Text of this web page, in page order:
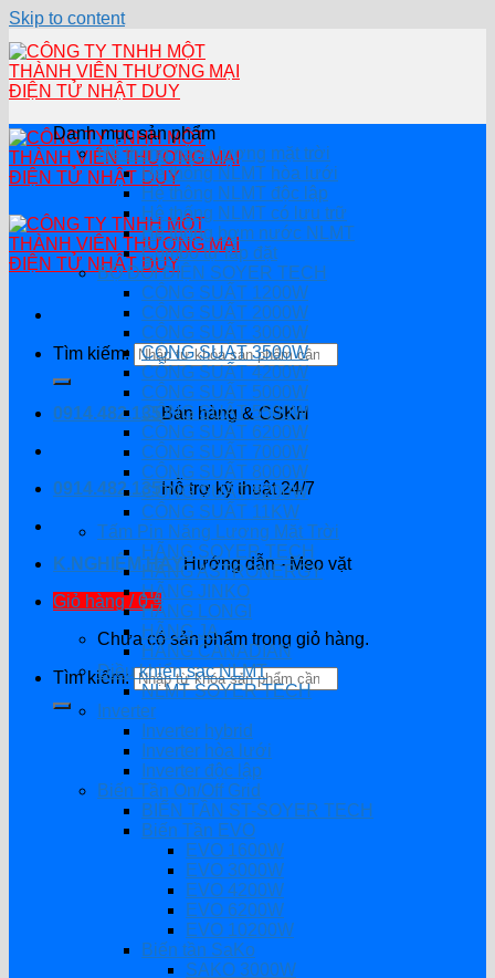
Skip to content
Tìm kiếm:
0914.482.135Bán hàng & CSKH
0914.482.135Hỗ trợ kỹ thuật 24/7
K.NGHIỆM HAYHướng dẫn - Mẹo vặt
Giỏ hàng /0₫
Chưa có sản phẩm trong giỏ hàng.
Tìm kiếm:
Danh mục sản phẩm
Hệ thống năng lượng mặt trời
Hệ thống NLMT hòa lưới
Hệ thông NLMT độc lập
Hệ thống NLMT có lưu trữ
Hệ thống bơm nước NLMT
Combo tự lắp đặt
BỘ ĐỔI ĐIỆN SOYER TECH
CÔNG SUẤT 1200W
CÔNG SUẤT 2000W
CÔNG SUẤT 3000W
CÔNG SUẤT 3500W
CÔNG SUẤT 4200W
CÔNG SUẤT 5000W
CÔNG SUẤT 5500W
CÔNG SUẤT 6200W
CÔNG SUẤT 7000W
CÔNG SUẤT 8000W
CÔNG SUẤT 8200W
CÔNG SUẤT 11KW
Tấm Pin Năng Lượng Mặt Trời
HÃNG SOYER TECH
HÃNG ASTRONERGY
HÃNG JINKO
HÃNG LONGI
HÃNG JA
HÃNG CANADIAN
Điều khiển sạc NLMT
NLMT SOYER TECH
Inverter
Inverter hybrid
Inverter hòa lưới
Inverter độc lập
Biến Tần On/Off Grid
BIẾN TẦN ST-SOYER TECH
Biến Tần EVO
EVO 1600W
EVO 3000W
EVO 4200W
EVO 6200W
EVO 10200W
Biến tần SaKo
SAKO 3000W